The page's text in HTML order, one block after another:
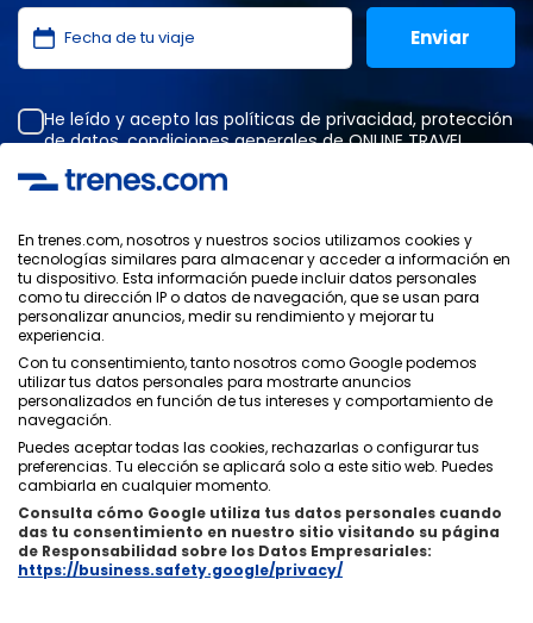
He leído y acepto las políticas de privacidad, protección
de datos,condiciones generalesde ONLINE TRAVEL
Política de Privacidad
Condiciones Generales
Política de Cookies
Aviso Legal
Quiénes Somos ixigo
Copyright © Trenes.com. Todos los derechos reservados.
En trenes.com, nosotros y nuestros socios utilizamos cookies y
tecnologías similares para almacenar y acceder a información en
tu dispositivo. Esta información puede incluir datos personales
como tu dirección IP o datos de navegación, que se usan para
personalizar anuncios, medir su rendimiento y mejorar tu
experiencia.
Con tu consentimiento, tanto nosotros como Google podemos
utilizar tus datos personales para mostrarte anuncios
personalizados en función de tus intereses y comportamiento de
navegación.
Puedes aceptar todas las cookies, rechazarlas o configurar tus
preferencias. Tu elección se aplicará solo a este sitio web. Puedes
cambiarla en cualquier momento.
Consulta cómo Google utiliza tus datos personales cuando
das tu consentimiento en nuestro sitio visitando su página
de Responsabilidad sobre los Datos Empresariales:
https://business.safety.google/privacy/